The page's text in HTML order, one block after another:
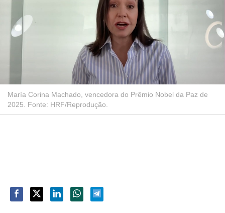
María Corina Machado, vencedora do Prêmio Nobel da Paz de
2025. Fonte: HRF/Reprodução.